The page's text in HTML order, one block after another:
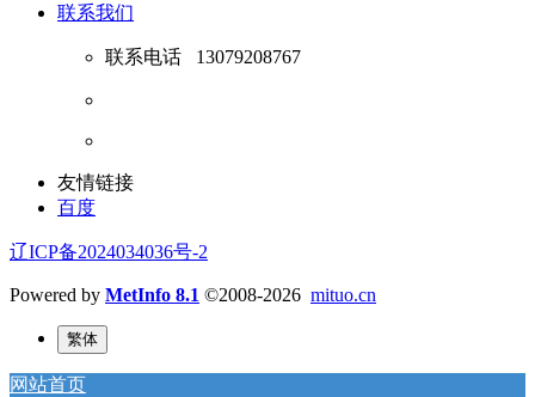
联系我们
联系电话 13079208767
友情链接
百度
辽ICP备2024034036号-2
Powered by MetInfo 8.1 ©2008-2026 mituo.cn
繁体
网站首页